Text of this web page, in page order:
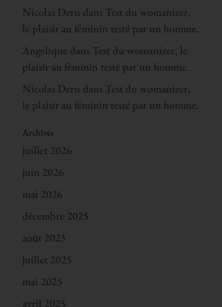
Nicolas Deru dans Test du womanizer,
le plaisir au féminin testé par un homme.
Angelique dans Test du womanizer, le
plaisir au féminin testé par un homme.
Nicolas Deru dans Test du womanizer,
le plaisir au féminin testé par un homme.
Archives
juillet 2026
juin 2026
mai 2026
décembre 2025
août 2025
juillet 2025
mai 2025
avril 2025